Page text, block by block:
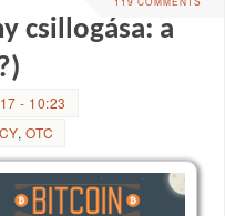
csillogása: a
- 10:23
, OTC